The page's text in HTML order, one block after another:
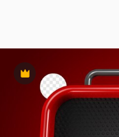
Premium